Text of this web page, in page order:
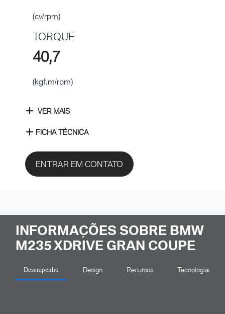
(cv/rpm)
TORQUE
40,7
(kgf.m/rpm)
VER MAIS
FICHA TÉCNICA
ENTRAR EM CONTATO
INFORMAÇÕES SOBRE BMW
M235 XDRIVE GRAN COUPE
Desempenho Design Recursos Tecnologias